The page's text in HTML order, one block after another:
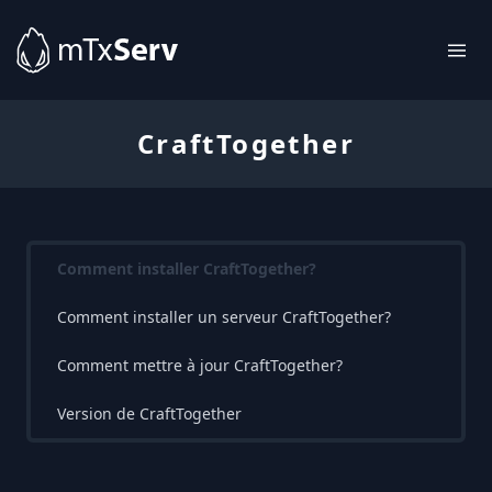
CraftTogether
Comment installer CraftTogether?
Comment installer un serveur CraftTogether?
Comment mettre à jour CraftTogether?
Version de CraftTogether